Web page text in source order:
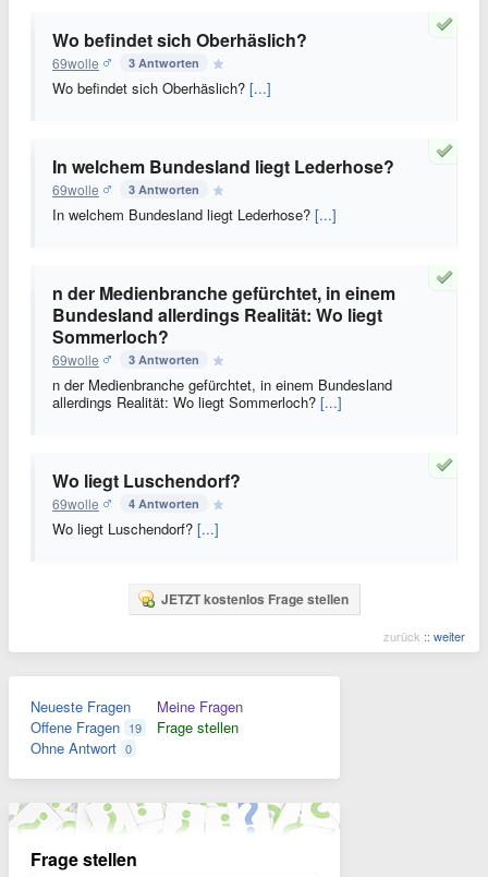
Wo befindet sich Oberhäslich?
69wolle 3 Antworten
Wo befindet sich Oberhäslich? [...]
In welchem Bundesland liegt Lederhose?
69wolle 3 Antworten
In welchem Bundesland liegt Lederhose? [...]
n der Medienbranche gefürchtet, in einem
Bundesland allerdings Realität: Wo liegt
Sommerloch?
69wolle 3 Antworten
n der Medienbranche gefürchtet, in einem Bundesland
allerdings Realität: Wo liegt Sommerloch? [...]
Wo liegt Luschendorf?
69wolle 4 Antworten
Wo liegt Luschendorf? [...]
JETZT kostenlos Frage stellen
zurück :: weiter
Neueste Fragen
Offene Fragen 19
Ohne Antwort 0
Meine Fragen
Frage stellen
Frage stellen